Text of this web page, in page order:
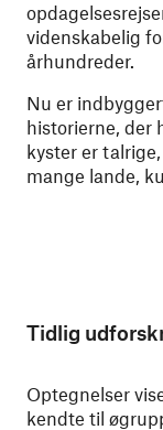
videnskabelig
århundreder.
Nu er
historierne, der
kyster er
mange lande,
Tidlig
Optegnelser
kendte til